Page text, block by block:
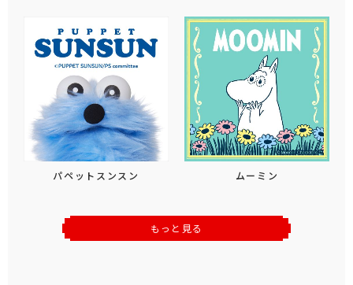
パペットスンスン ムーミン
もっと見る